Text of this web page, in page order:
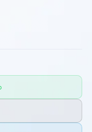
veren lojistik